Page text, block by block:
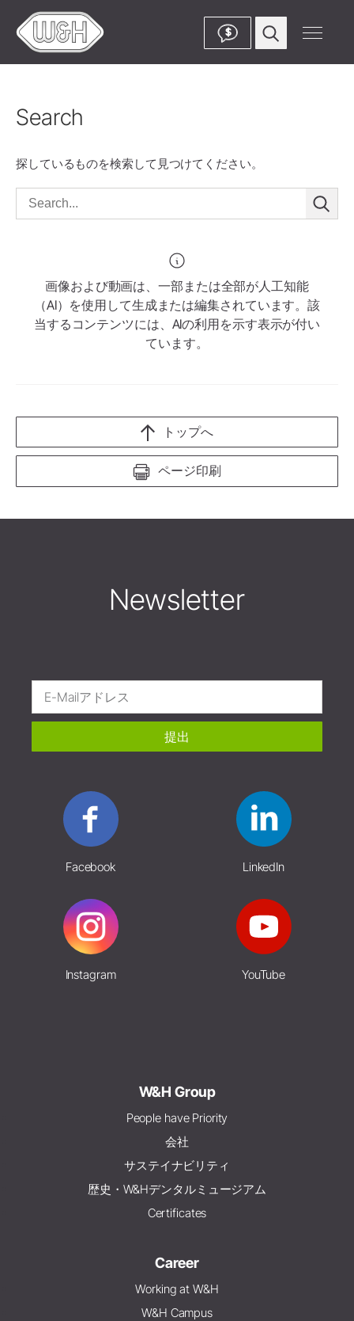
$
Search
探しているものを検索して見つけてください。
画像および動画は、一部または全部が人工知能
（AI）を使用して生成または編集されています。該
当するコンテンツには、AIの利用を示す表示が付い
ています。
ページ印刷
トップへ
Newsletter
提出
Facebook LinkedIn
Instagram YouTube
W&H Group
People have Priority
会社
サステイナビリティ
歴史・W&Hデンタルミュージアム
Certificates
Career
Working at W&H
W&H Campus